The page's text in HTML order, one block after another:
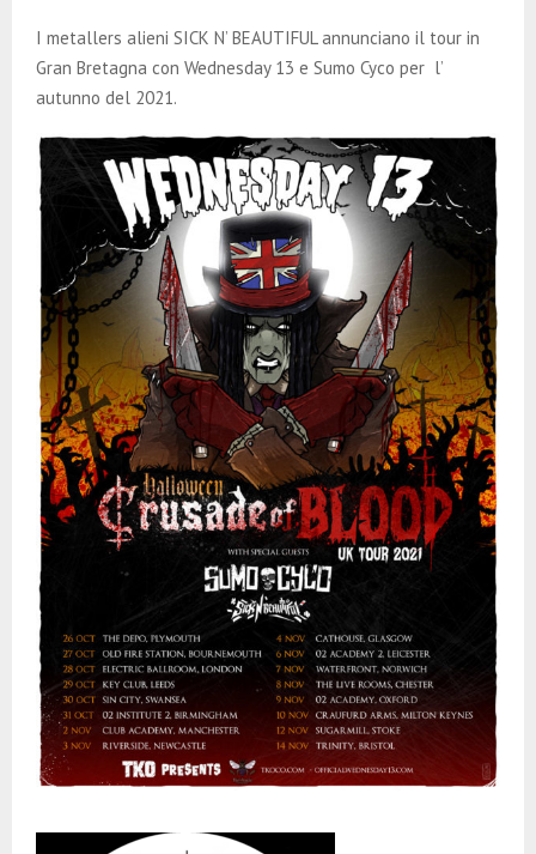
N
U
I metallers alieni SICK N’ BEAUTIFUL annunciano il tour in
Gran Bretagna con Wednesday 13 e Sumo Cyco per l’
autunno del 2021.